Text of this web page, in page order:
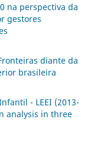
na perspectiva da
gestores
diante da
brasileira
- LEEI (2013-
analysis in three